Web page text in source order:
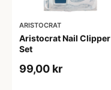
ARISTOCRAT
Aristocrat Nail Clipper
Set
99,00 kr